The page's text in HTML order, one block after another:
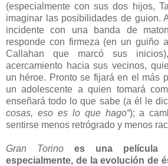
(especialmente con sus dos hijos,
imaginar las posibilidades de guion.
incidente con una banda de
responde con firmeza (en un guiño
Callahan que marcó sus
acercamiento hacia sus vecinos,
un héroe. Pronto se fijará en el más
un adolescente a quien tomará
enseñará todo lo que sabe (a él le
cosas, eso es lo que hago“); a
sentirse menos retrógrado y menos
Gran Torino
es una película
especialmente, de la evolución de